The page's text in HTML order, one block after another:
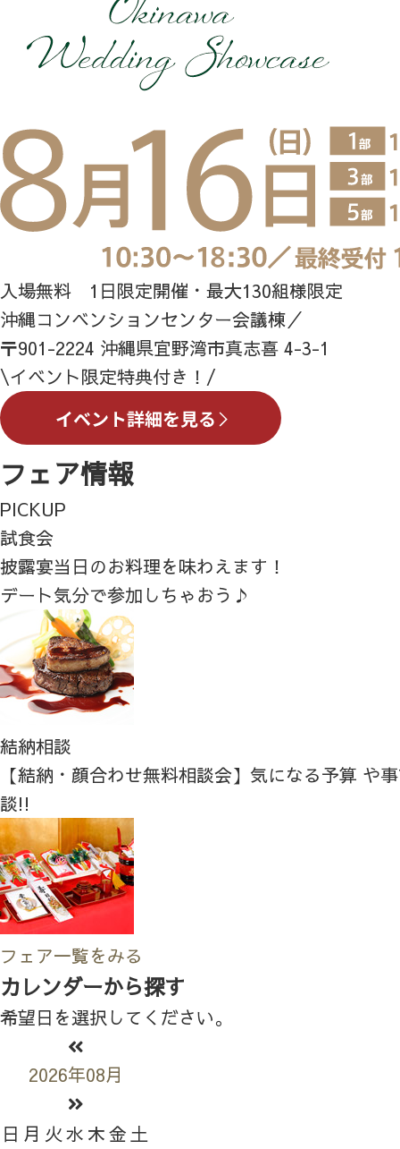
入場無料 1日限定開催・最大130組様限定
沖縄コンベンションセンター会議棟／
〒901-2224 沖縄県宜野湾市真志喜 4-3-1
\イベント限定特典付き！/
フェア情報
PICKUP
試食会
披露宴当日のお料理を味わえます！
デート気分で参加しちゃおう♪
結納相談
【結納・顔合わせ無料相談会】気になる予算 や
談!!
フェア一覧をみる
カレンダーから探す
希望日を選択してください。
2026年08月
日 月 火水 木金 土